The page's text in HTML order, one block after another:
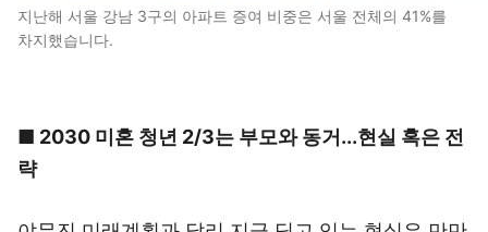
지난해 서울 강남 3구의 아파트 증여 비중은 서울 전체의 41%를
차지했습니다.
■ 2030 미혼 청년 2/3는 부모와 동거...현실 혹은 전
략